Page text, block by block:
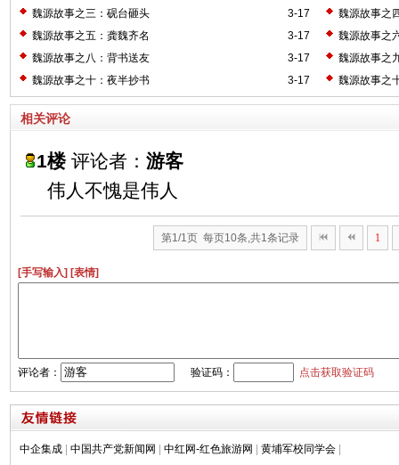
3-17
魏源故事之三：砚台砸头
魏源故事之
3-17
魏源故事之五：龚魏齐名
魏源故事之
3-17
魏源故事之八：背书送友
魏源故事之
3-17
魏源故事之十：夜半抄书 魏源故事之
相关评论
1楼评论者： 游客
伟人不愧是伟人
第1/1页 每页10条,共1条记录 1
[手写输入] [表情]
评论者： 验证码： 点击获取验证码
中企集成 中国共产党新闻网 中红网-红色旅游网 黄埔军校同学会